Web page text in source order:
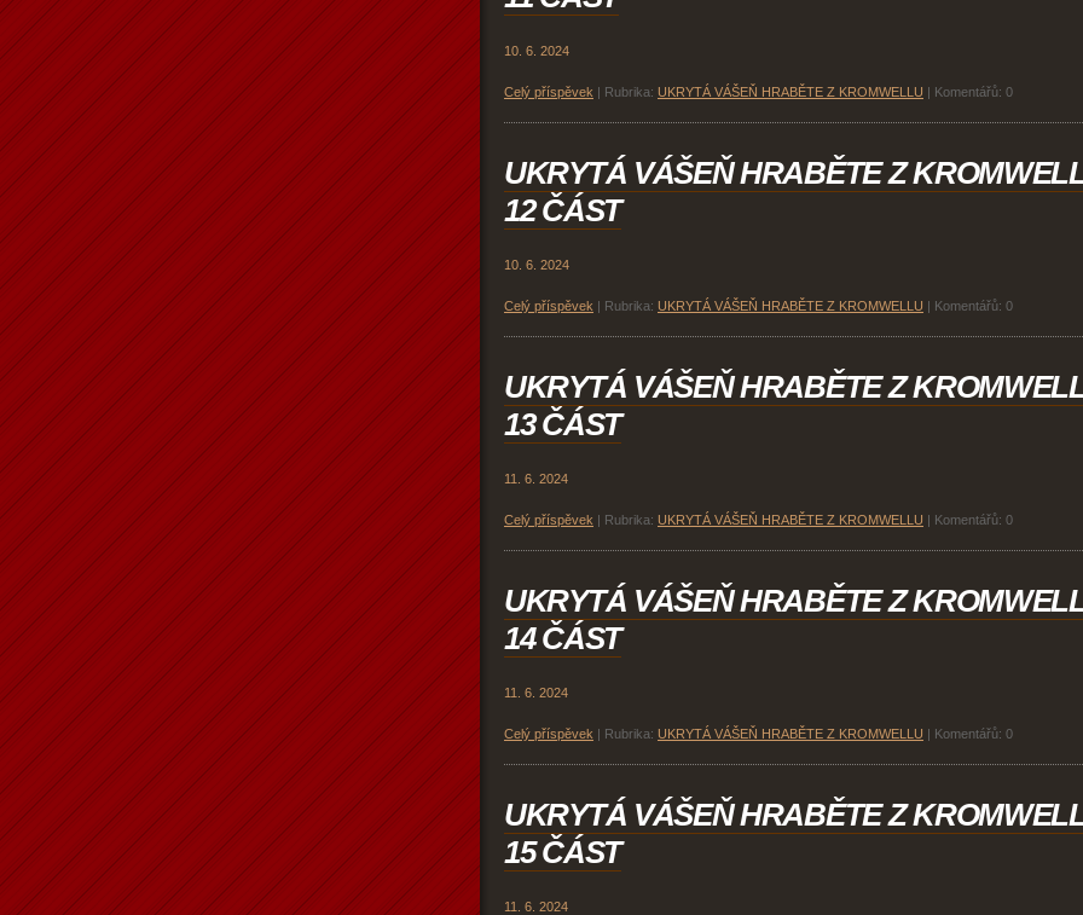
10. 6. 2024
Celý příspěvek | Rubrika: UKRYTÁ VÁŠEŇ HRABĚTE Z KROMWELLU | Komentářů: 0
UKRYTÁ VÁŠEŇ HRABĚTE Z
12 ČÁST
10. 6. 2024
Celý příspěvek | Rubrika: UKRYTÁ VÁŠEŇ HRABĚTE Z KROMWELLU | Komentářů: 0
UKRYTÁ VÁŠEŇ HRABĚTE Z
13 ČÁST
11. 6. 2024
Celý příspěvek | Rubrika: UKRYTÁ VÁŠEŇ HRABĚTE Z KROMWELLU | Komentářů: 0
UKRYTÁ VÁŠEŇ HRABĚTE Z
14 ČÁST
11. 6. 2024
Celý příspěvek | Rubrika: UKRYTÁ VÁŠEŇ HRABĚTE Z KROMWELLU | Komentářů: 0
UKRYTÁ VÁŠEŇ HRABĚTE Z
15 ČÁST
11. 6. 2024